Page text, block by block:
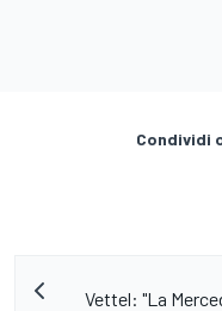
Condividi
Vettel: "La